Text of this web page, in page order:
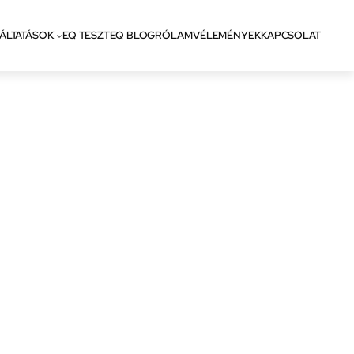
EQ TESZTEQ BLOGRÓLAMVÉLEMÉNYEKKAPCSOLAT